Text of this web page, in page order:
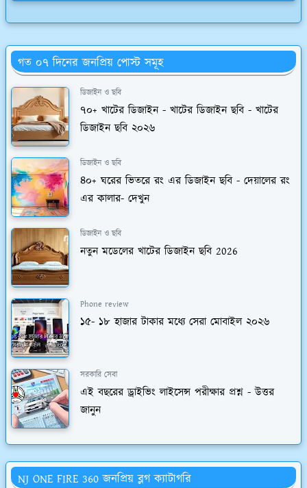
গত ০৭ দিনের জনপ্রিয় পোস্ট সমূহ
ডিজাইন ও ছবি
৭০+ খাটের ডিজাইন - খাটের ডিজাইন ছবি - খাটের
ডিজাইন ছবি ২০২৬
ডিজাইন ও ছবি
৪০+ ঘরের ভিতরে রং এর ডিজাইন ছবি - দেয়ালের রং
এর কালার- দেখুন
ডিজাইন ও ছবি
নতুন মডেলের খাটের ডিজাইন ছবি 2026
Phone review
১৫- ১৮ হাজার টাকার মধ্যে সেরা মোবাইল ২০২৬
সরকারি সেবা
এই বছরের ড্রাইভিং লাইসেন্স পরীক্ষার প্রশ্ন - উত্তর
জানুন
NJ ONE FIRE 360 জনপ্রিয় ব্লগ ক্যাটাগরি